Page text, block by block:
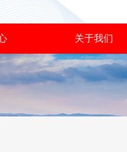
关于我们